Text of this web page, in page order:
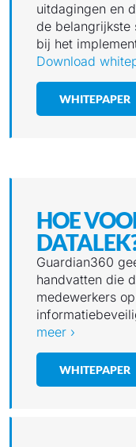
uitdagingen en
de belangrijkste
bij het
Download
WHITEPAPER
HOE
Guardian360
handvatten die
medewerkers
meer ›
WHITEPAPER